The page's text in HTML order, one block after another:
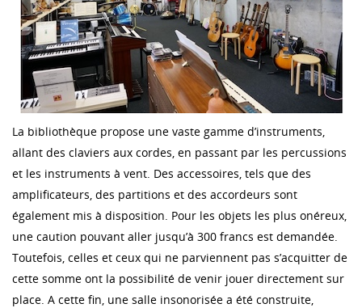
La bibliothèque propose une vaste gamme d’instruments,
allant des claviers aux cordes, en passant par les percussions
et les instruments à vent. Des accessoires, tels que des
amplificateurs, des partitions et des accordeurs sont
également mis à disposition. Pour les objets les plus onéreux,
une caution pouvant aller jusqu’à 300 francs est demandée.
Toutefois, celles et ceux qui ne parviennent pas s’acquitter de
cette somme ont la possibilité de venir jouer directement sur
place. A cette fin, une salle insonorisée a été construite,